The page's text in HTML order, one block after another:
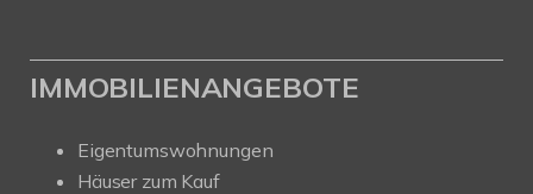
IMMOBILIENANGEBOTE
Eigentumswohnungen
Häuser zum Kauf